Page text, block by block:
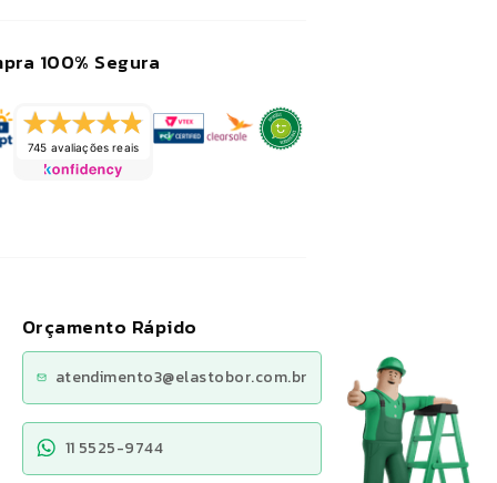
100% Segura
745 avaliações reais
Orçamento Rápido
atendimento3@elastobor.com.br
11 5525-9744